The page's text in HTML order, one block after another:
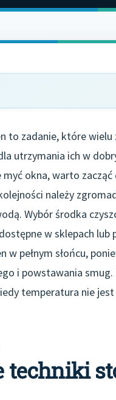
to zadanie, które wielu
utrzymania ich w
myć okna, warto
należy
Wybór środka
w sklepach lub
w pełnym słońcu,
i powstawania
temperatura nie
techniki